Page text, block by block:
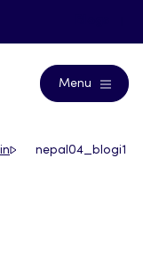
Menu
nepal04_blogi1